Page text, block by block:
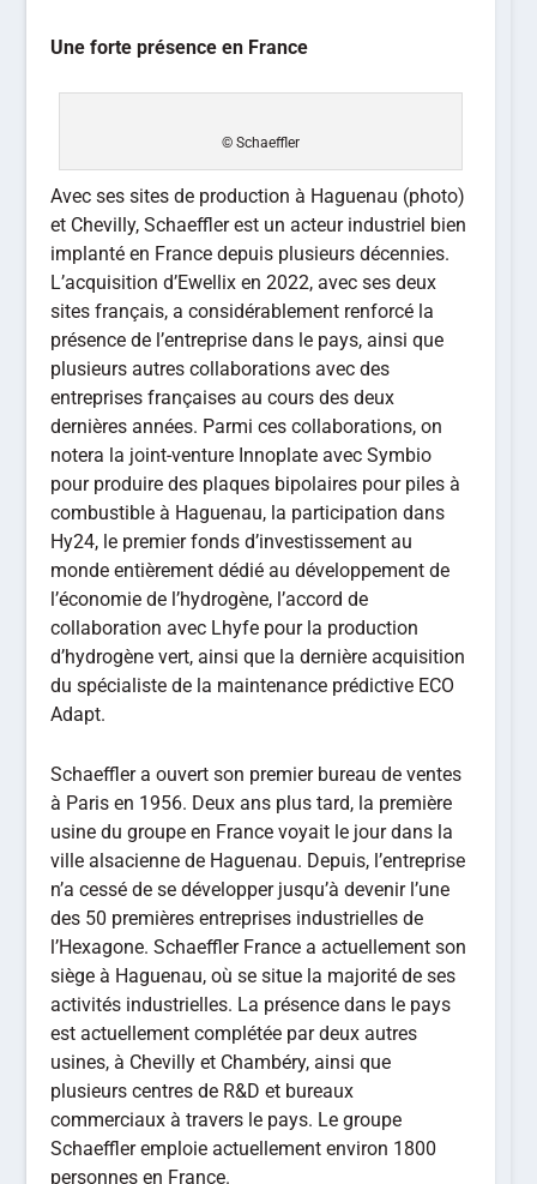
Une forte présence en France
© Schaeffler
Avec ses sites de production à Haguenau (photo)
et Chevilly, Schaeffler est un acteur industriel bien
implanté en France depuis plusieurs décennies.
L’acquisition d’Ewellix en 2022, avec ses deux
sites français, a considérablement renforcé la
présence de l’entreprise dans le pays, ainsi que
plusieurs autres collaborations avec des
entreprises françaises au cours des deux
dernières années. Parmi ces collaborations, on
notera la joint-venture Innoplate avec Symbio
pour produire des plaques bipolaires pour piles à
combustible à Haguenau, la participation dans
Hy24, le premier fonds d’investissement au
monde entièrement dédié au développement de
l’économie de l’hydrogène, l’accord de
collaboration avec Lhyfe pour la production
d’hydrogène vert, ainsi que la dernière acquisition
du spécialiste de la maintenance prédictive ECO
Adapt.
Schaeffler a ouvert son premier bureau de ventes
à Paris en 1956. Deux ans plus tard, la première
usine du groupe en France voyait le jour dans la
ville alsacienne de Haguenau. Depuis, l’entreprise
n’a cessé de se développer jusqu’à devenir l’une
des 50 premières entreprises industrielles de
l’Hexagone. Schaeffler France a actuellement son
siège à Haguenau, où se situe la majorité de ses
activités industrielles. La présence dans le pays
est actuellement complétée par deux autres
usines, à Chevilly et Chambéry, ainsi que
plusieurs centres de R&D et bureaux
commerciaux à travers le pays. Le groupe
Schaeffler emploie actuellement environ 1800
personnes en France.